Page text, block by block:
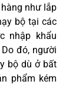
như lắp
bộ tại các
nhập khẩu
đó, người
bộ dù ở bất
phẩm kém